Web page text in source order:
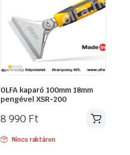
OLFA kaparó 100mm 18mm
pengével XSR-200
8 990 Ft
Nincs raktáron